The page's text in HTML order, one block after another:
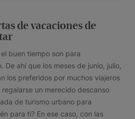
de vacaciones de
buen tiempo son para
De ahí que los meses de junio, julio,
los preferidos por muchos viajeros
un merecido descanso
de turismo urbano para
para ti? En ese caso, con las